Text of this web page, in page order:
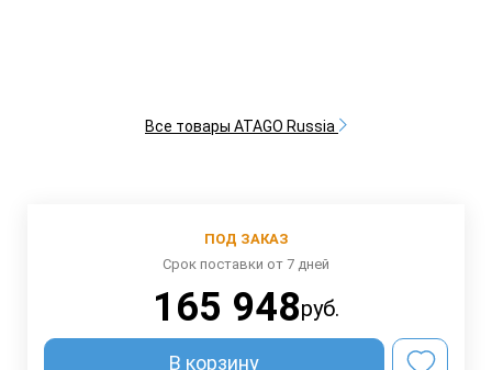
Все товары ATAGO Russia
ПОД ЗАКАЗ
Срок поставки от 7 дней
165 948руб.
В корзину